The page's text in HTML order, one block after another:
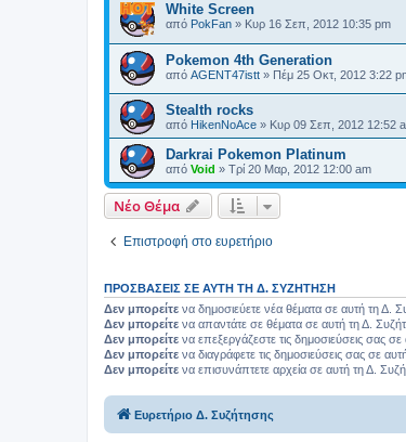
White Screen
από PokFan » Κυρ 16 Σεπ, 2012 10:35 pm
Pokemon 4th Generation
από AGENT47istt » Πέμ 25 Οκτ, 2012 3:22
Stealth rocks
από HikenNoAce » Κυρ 09 Σεπ, 2012 12:52
Darkrai Pokemon Platinum
από Void » Τρί 20 Μαρ, 2012 12:00 am
Νέο Θέμα
Επιστροφή στο ευρετήριο
ΠΡΟΣΒΆΣΕΙΣ ΣΕ ΑΥΤΉ ΤΗ Δ. ΣΥΖΉΤΗΣΗ
Δεν μπορείτε να δημοσιεύετε νέα θέματα σε αυτή τη Δ.
Δεν μπορείτε να απαντάτε σε θέματα σε αυτή τη Δ.
Δεν μπορείτε να επεξεργάζεστε τις δημοσιεύσεις σας
Δεν μπορείτε να διαγράφετε τις δημοσιεύσεις σας σε
Δεν μπορείτε να επισυνάπτετε αρχεία σε αυτή τη Δ.
Ευρετήριο Δ. Συζήτησης